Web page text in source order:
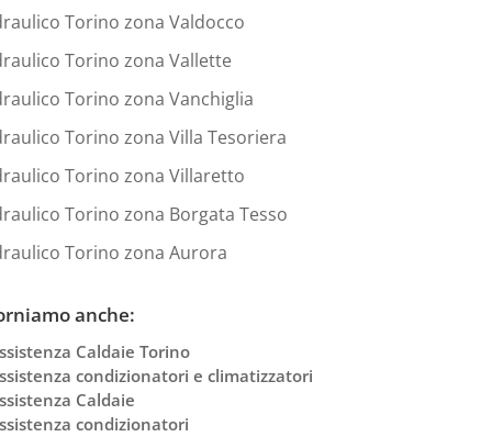
Torino zona Valdocco
Torino zona Vallette
Torino zona Vanchiglia
Torino zona Villa Tesoriera
Torino zona Villaretto
Torino zona Borgata Tesso
Torino zona Aurora
anche:
Caldaie Torino
condizionatori e climatizzatori
Caldaie
condizionatori